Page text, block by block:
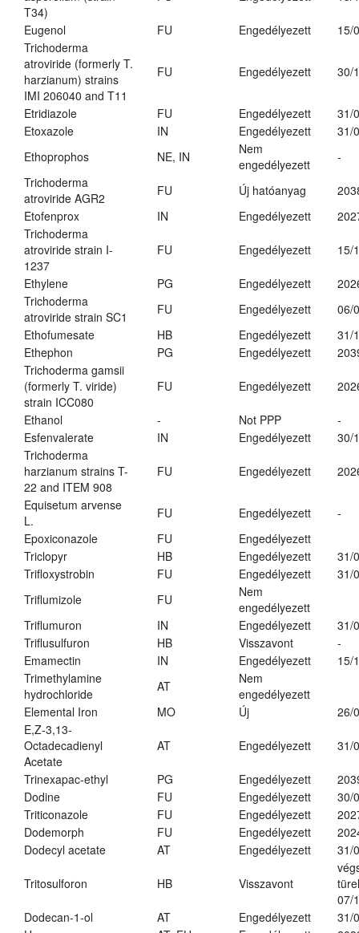
T34)
Eugenol FU Engedélyezett
15/
Trichoderma
atroviride (formerly T.
harzianum) strains
IMI 206040 and T11
FU Engedélyezett 30/
Etridiazole FU Engedélyezett
31/
Etoxazole
IN Engedélyezett
31/
Ethoprophos
NE, IN
Nem
engedélyezett
-
Trichoderma
atroviride AGR2
FU Új hatóanyag
Etofenprox
IN Engedélyezett
Trichoderma
atroviride strain I-
1237
FU Engedélyezett 15/
Ethylene PG Engedélyezett
Trichoderma
atroviride strain SC1
FU Engedélyezett
06/
Ethofumesate
HB Engedélyezett
31/
Ethephon
PG Engedélyezett
Trichoderma gamsii
(formerly T. viride)
strain ICC080
FU Engedélyezett
Ethanol - Not PPP
-
Esfenvalerate
IN Engedélyezett
30/
Trichoderma
harzianum strains T-
22 and ITEM 908
FU Engedélyezett
Equisetum arvense
L.
FU Engedélyezett
-
Epoxiconazole
FU
Engedélyezett
Triclopyr
HB Engedélyezett
31/
Trifloxystrobin
FU Engedélyezett
31/
Triflumizole
FU
Nem
engedélyezett
Triflumuron
IN Engedélyezett
31/
Triflusulfuron
HB Visszavont
-
Emamectin
IN Engedélyezett
15/
Trimethylamine
hydrochloride
AT
Nem
engedélyezett
Elemental Iron
MO Új
26/
E,Z-3,13-
Octadecadienyl
Acetate
AT Engedélyezett 31/
Trinexapac-ethyl PG Engedélyezett
Dodine
FU Engedélyezett
30/
Triticonazole
FU Engedélyezett
Dodemorph
FU Engedélyezett
Dodecyl acetate
AT Engedélyezett 31/
Tritosulforon HB Visszavont
07/
Dodecan-1-ol
AT Engedélyezett
31/